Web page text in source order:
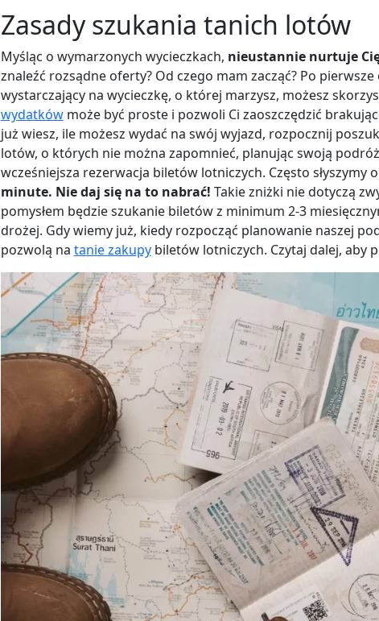
Zasady szukania tanich lotów
Myśląc o wymarzonych wycieczkach, nieustannie nurtuje
znaleźć rozsądne oferty? Od czego mam zacząć? Po
wystarczający na wycieczkę, o której marzysz, możesz
wydatkówmoże być proste i pozwoli Ci zaoszczędzić
już wiesz, ile możesz wydać na swój wyjazd, rozpocznij
lotów, o których nie można zapomnieć, planując swoją
wcześniejsza rezerwacja biletów lotniczych. Często słyszymy o
minute. Nie daj się na to nabrać! Takie zniżki nie dotyczą
pomysłem będzie szukanie biletów z minimum 2-3
drożej. Gdy wiemy już, kiedy rozpocząć planowanie naszej
pozwolą na tanie zakupybiletów lotniczych. Czytaj dalej, aby